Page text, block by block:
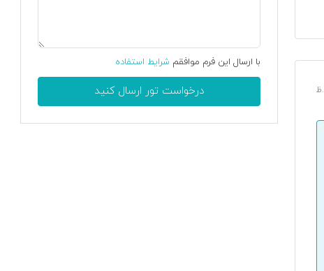
با ارسال این فرم موافقم شرایط استفاده
درخواست تور ارسال کنید